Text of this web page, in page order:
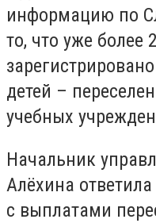
информацию по
то, что уже более
детей –
учебных
Начальник
Алёхина
с выплатами